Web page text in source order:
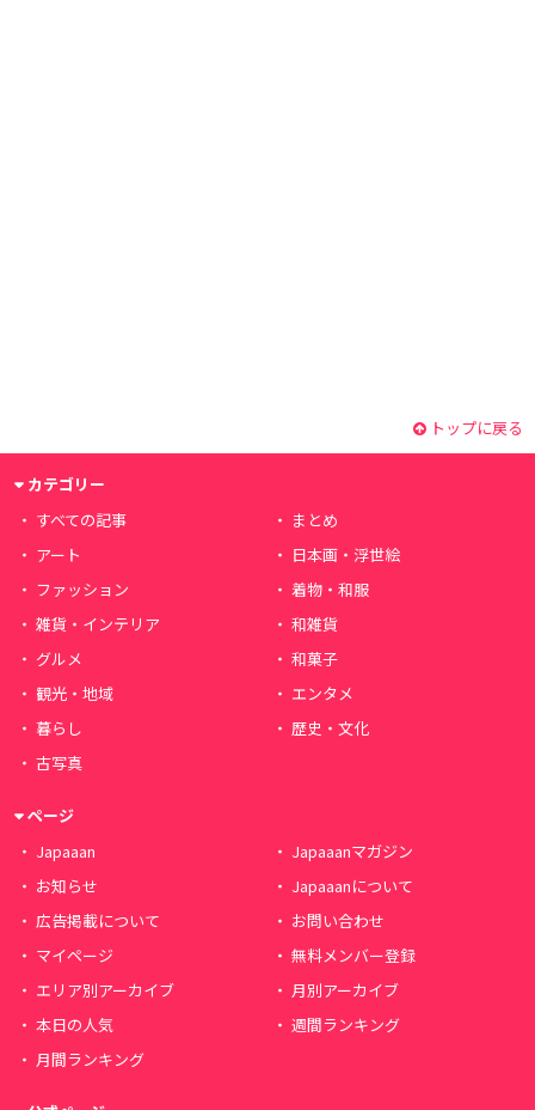
トップに戻る
カテゴリー
すべての記事
まとめ
アート
日本画・浮世絵
ファッション
着物・和服
雑貨・インテリア
和雑貨
グルメ
和菓子
観光・地域
エンタメ
暮らし
歴史・文化
古写真
ページ
Japaaan
Japaaanマガジン
お知らせ
Japaaanについて
広告掲載について
お問い合わせ
マイページ
無料メンバー登録
エリア別アーカイブ
月別アーカイブ
本日の人気
週間ランキング
月間ランキング